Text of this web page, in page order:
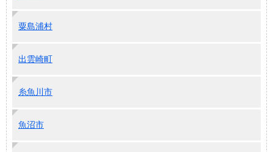
粟島浦村
出雲崎町
糸魚川市
魚沼市